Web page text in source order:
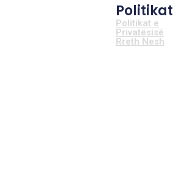
Politikat
Politikat e
Privatësisë
Rreth Nesh